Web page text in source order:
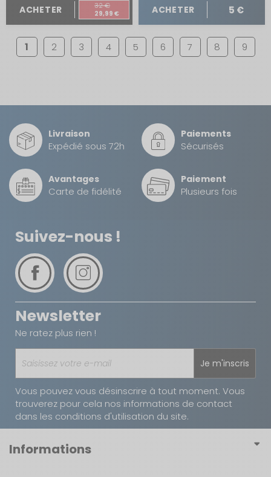
ACHETER 32 €
29,99 € ACHETER 5 €
1 2 3 4 5 6 7 8 9
Livraison
Expédié sous 72h
Paiements
Sécurisés
Avantages
Carte de fidélité
Paiement
Plusieurs fois
Suivez-nous !
Newsletter
Ne ratez plus rien !
Je m'inscris
Vous pouvez vous désinscrire à tout moment. Vous
trouverez pour cela nos informations de contact
dans les conditions d'utilisation du site.
Informations